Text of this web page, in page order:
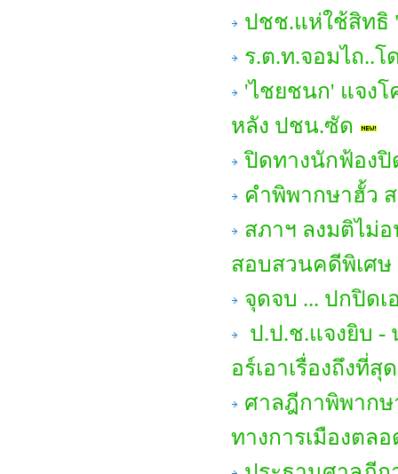
ปชช.แห่ใช้สิทธิ
ร.ต.ท.จอมไถ..โ
'ไชยชนก' แจงโ
หลัง ปชน.ซัด
ปิดทางนักฟ้อง
คำพิพากษาฮั้ว ส
สภาฯ ลงมติไม่
สอบสวนคดีพิเศษ
จุดจบ ... ปกปิด
ป.ป.ช.แจงยิบ -
อร์เอาเรื่องถึงที่
ศาลฎีกาพิพากษ
ทางการเมืองตล